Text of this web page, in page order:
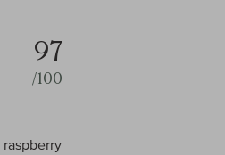
97
/100